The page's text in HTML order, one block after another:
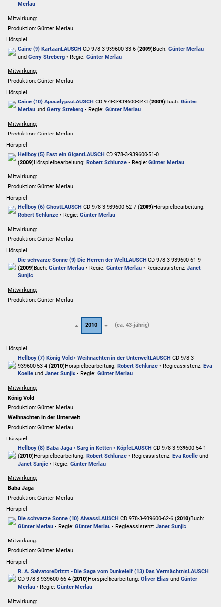
Merlau
Mitwirkung:
Produktion: Günter Merlau
Hörspiel
Caine (9) KartaanLAUSCH CD 978-3-939600-33-6 (2009)Buch: Günter Merlau
und Gerry Streberg • Regie: Günter Merlau
Mitwirkung:
Produktion: Günter Merlau
Hörspiel
Caine (10) ApocalypsoLAUSCH CD 978-3-939600-34-3 (2009)Buch: Günter
Merlau und Gerry Streberg • Regie: Günter Merlau
Mitwirkung:
Produktion: Günter Merlau
Hörspiel
Hellboy (5) Fast ein GigantLAUSCH CD 978-3-939600-51-0
(2009)Hörspielbearbeitung: Robert Schlunze • Regie: Günter Merlau
Mitwirkung:
Produktion: Günter Merlau
Hörspiel
Hellboy (6) GhostLAUSCH CD 978-3-939600-52-7 (2009)Hörspielbearbeitung:
Robert Schlunze • Regie: Günter Merlau
Mitwirkung:
Produktion: Günter Merlau
Hörspiel
Die schwarze Sonne (9) Die Herren der WeltLAUSCH CD 978-3-939600-61-9
(2009)Buch: Günter Merlau • Regie: Günter Merlau • Regieassistenz: Janet
Sunjic
Mitwirkung:
Produktion: Günter Merlau
2010 (ca. 43-jährig)
Hörspiel
Hellboy (7) König Vold • Weihnachten in der UnterweltLAUSCH CD 978-3-
939600-53-4 (2010)Hörspielbearbeitung: Robert Schlunze • Regieassistenz: Eva
Koelle und Janet Sunjic • Regie: Günter Merlau
Mitwirkung:
König Vold
Produktion: Günter Merlau
Weihnachten in der Unterwelt
Produktion: Günter Merlau
Hörspiel
Hellboy (8) Baba Jaga • Sarg in Ketten • KöpfeLAUSCH CD 978-3-939600-54-1
(2010)Hörspielbearbeitung: Robert Schlunze • Regieassistenz: Eva Koelle und
Janet Sunjic • Regie: Günter Merlau
Mitwirkung:
Baba Jaga
Produktion: Günter Merlau
Hörspiel
Die schwarze Sonne (10) AiwassLAUSCH CD 978-3-939600-62-6 (2010)Buch:
Günter Merlau • Regie: Günter Merlau • Regieassistenz: Janet Sunjic
Mitwirkung:
Produktion: Günter Merlau
Hörspiel
R. A. SalvatoreDrizzt - Die Saga vom Dunkelelf (13) Das VermächtnisLAUSCH
CD 978-3-939600-66-4 (2010)Hörspielbearbeitung: Oliver Elias und Günter
Merlau • Regie: Günter Merlau
Mitwirkung: